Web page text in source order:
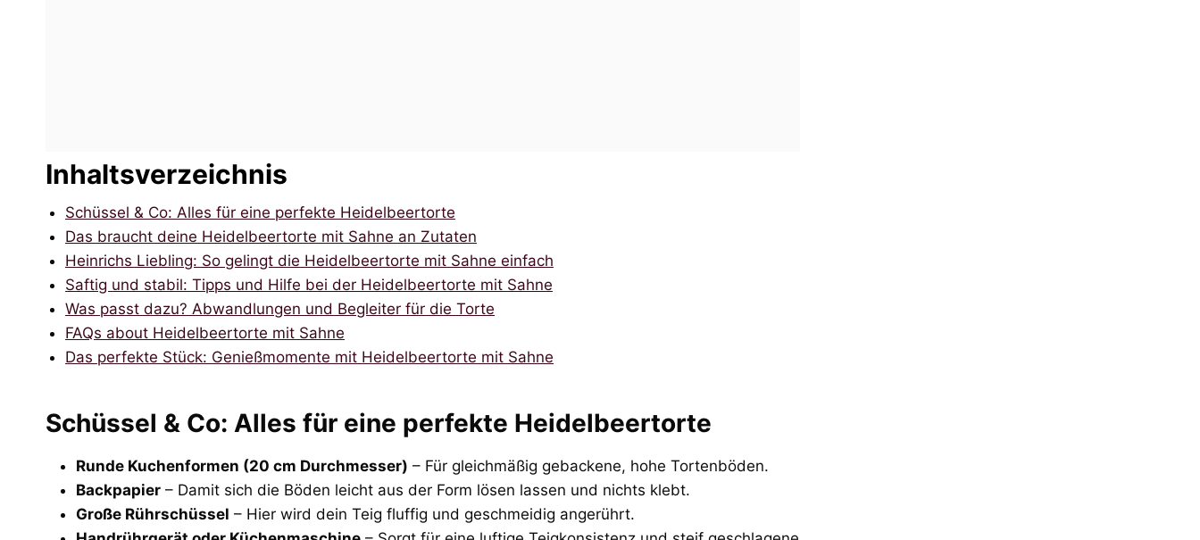
Inhaltsverzeichnis
Schüssel & Co: Alles für eine perfekte Heidelbeertorte
Das braucht deine Heidelbeertorte mit Sahne an Zutaten
Heinrichs Liebling: So gelingt die Heidelbeertorte mit Sahne einfach
Saftig und stabil: Tipps und Hilfe bei der Heidelbeertorte mit Sahne
Was passt dazu? Abwandlungen und Begleiter für die Torte
FAQs about Heidelbeertorte mit Sahne
Das perfekte Stück: Genießmomente mit Heidelbeertorte mit Sahne
Schüssel & Co: Alles für eine perfekte Heidelbeertorte
Runde Kuchenformen (20 cm Durchmesser) – Für gleichmäßig gebackene, hohe Tortenböden.
Backpapier – Damit sich die Böden leicht aus der Form lösen lassen und nichts klebt.
Große Rührschüssel – Hier wird dein Teig fluffig und geschmeidig angerührt.